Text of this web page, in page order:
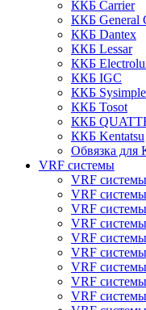
ККБ Carrier
ККБ General
ККБ Dantex
ККБ Lessar
ККБ
ККБ IGC
ККБ Sysimple
ККБ Tosot
ККБ
ККБ Kentatsu
Обвязка для
VRF системы
VRF
VRF
VRF
VRF
VRF
VRF
VRF
VRF
VRF